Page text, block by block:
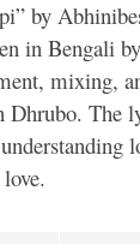
by
in Bengali
mixing,
Dhrubo. The